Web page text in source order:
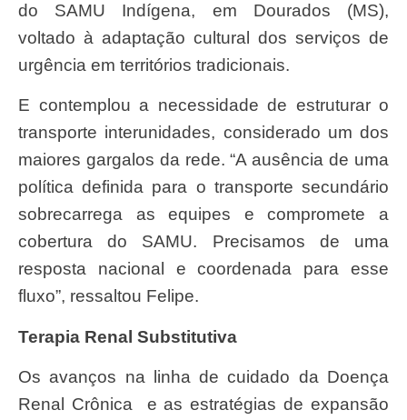
do SAMU Indígena, em Dourados (MS),
voltado à adaptação cultural dos serviços de
urgência em territórios tradicionais.
E contemplou a necessidade de estruturar o
transporte interunidades, considerado um dos
maiores gargalos da rede. “A ausência de uma
política definida para o transporte secundário
sobrecarrega as equipes e compromete a
cobertura do SAMU. Precisamos de uma
resposta nacional e coordenada para esse
fluxo”, ressaltou Felipe.
Terapia Renal Substitutiva
Os avanços na linha de cuidado da Doença
Renal Crônica e as estratégias de expansão